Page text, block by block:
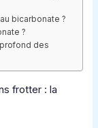
bicarbonate ?
?
des
frotter : la